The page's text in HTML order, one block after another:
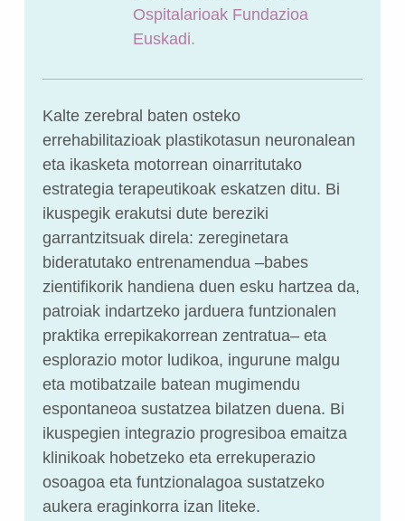
Ospitalarioak Fundazioa
Euskadi.
Kalte zerebral baten osteko
errehabilitazioak plastikotasun neuronalean
eta ikasketa motorrean oinarritutako
estrategia terapeutikoak eskatzen ditu. Bi
ikuspegik erakutsi dute bereziki
garrantzitsuak direla: zereginetara
bideratutako entrenamendua –babes
zientifikorik handiena duen esku hartzea da,
patroiak indartzeko jarduera funtzionalen
praktika errepikakorrean zentratua– eta
esplorazio motor ludikoa, ingurune malgu
eta motibatzaile batean mugimendu
espontaneoa sustatzea bilatzen duena. Bi
ikuspegien integrazio progresiboa emaitza
klinikoak hobetzeko eta errekuperazio
osoagoa eta funtzionalagoa sustatzeko
aukera eraginkorra izan liteke.